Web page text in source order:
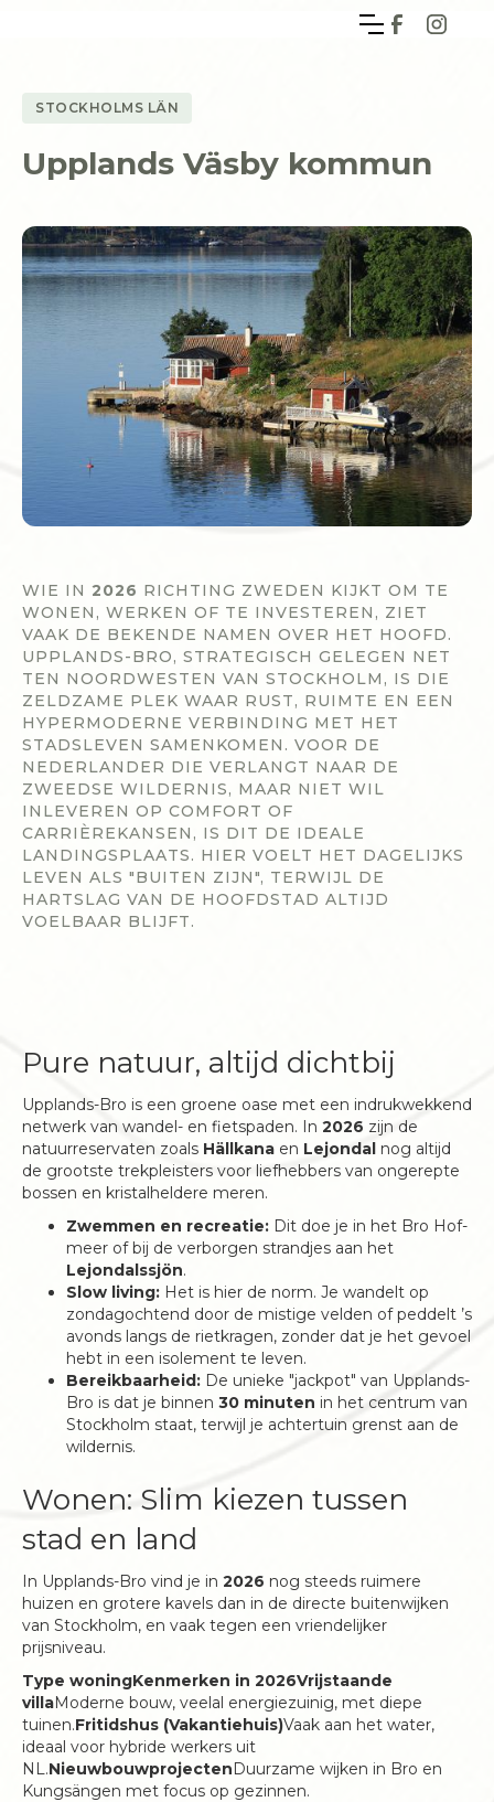
STOCKHOLMS LÄN
Upplands Väsby kommun
WIE IN 2026 RICHTING ZWEDEN KIJKT OM TE
WONEN, WERKEN OF TE INVESTEREN, ZIET
VAAK DE BEKENDE NAMEN OVER HET HOOFD.
UPPLANDS-BRO, STRATEGISCH GELEGEN NET
TEN NOORDWESTEN VAN STOCKHOLM, IS DIE
ZELDZAME PLEK WAAR RUST, RUIMTE EN EEN
HYPERMODERNE VERBINDING MET HET
STADSLEVEN SAMENKOMEN. VOOR DE
NEDERLANDER DIE VERLANGT NAAR DE
ZWEEDSE WILDERNIS, MAAR NIET WIL
INLEVEREN OP COMFORT OF
CARRIÈREKANSEN, IS DIT DE IDEALE
LANDINGSPLAATS. HIER VOELT HET DAGELIJKS
LEVEN ALS "BUITEN ZIJN", TERWIJL DE
HARTSLAG VAN DE HOOFDSTAD ALTIJD
VOELBAAR BLIJFT.
Pure natuur, altijd dichtbij
Upplands-Bro is een groene oase met een indrukwekkend
netwerk van wandel- en fietspaden. In 2026 zijn de
natuurreservaten zoals Hällkana en Lejondal nog altijd
de grootste trekpleisters voor liefhebbers van ongerepte
bossen en kristalheldere meren.
Zwemmen en recreatie: Dit doe je in het Bro Hof-
meer of bij de verborgen strandjes aan het
Lejondalssjön.
Slow living: Het is hier de norm. Je wandelt op
zondagochtend door de mistige velden of peddelt ’s
avonds langs de rietkragen, zonder dat je het gevoel
hebt in een isolement te leven.
Bereikbaarheid: De unieke "jackpot" van Upplands-
Bro is dat je binnen 30 minuten in het centrum van
Stockholm staat, terwijl je achtertuin grenst aan de
wildernis.
Wonen: Slim kiezen tussen
stad en land
In Upplands-Bro vind je in 2026 nog steeds ruimere
huizen en grotere kavels dan in de directe buitenwijken
van Stockholm, en vaak tegen een vriendelijker
prijsniveau.
Type woningKenmerken in 2026Vrijstaande
villaModerne bouw, veelal energiezuinig, met diepe
tuinen.Fritidshus (Vakantiehuis)Vaak aan het water,
ideaal voor hybride werkers uit
NL.NieuwbouwprojectenDuurzame wijken in Bro en
Kungsängen met focus op gezinnen.